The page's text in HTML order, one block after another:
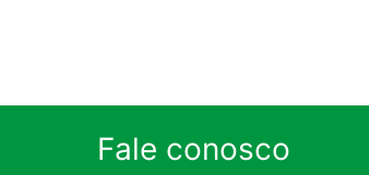
Fale conosco